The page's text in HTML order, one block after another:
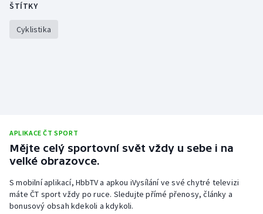
ŠTÍTKY
Cyklistika
APLIKACE ČT SPORT
Mějte celý sportovní svět vždy u sebe i na
velké obrazovce.
S mobilní aplikací, HbbTV a apkou iVysílání ve své chytré televizi
máte ČT sport vždy po ruce. Sledujte přímé přenosy, články a
bonusový obsah kdekoli a kdykoli.